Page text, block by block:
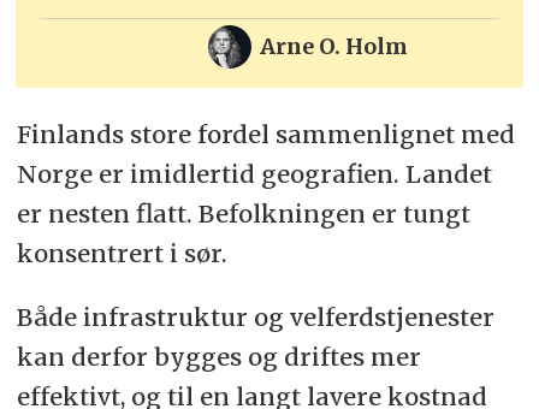
Arne O. Holm
Finlands store fordel sammenlignet med
Norge er imidlertid geografien. Landet
er nesten flatt. Befolkningen er tungt
konsentrert i sør.
Både infrastruktur og velferdstjenester
kan derfor bygges og driftes mer
effektivt, og til en langt lavere kostnad